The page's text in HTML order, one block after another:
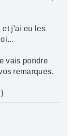
et j'ai eu les
vais pondre
remarques.